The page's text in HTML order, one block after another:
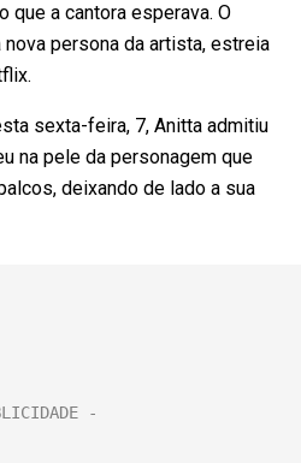
que a cantora esperava. O
nova persona da artista, estreia
sexta-feira, 7, Anitta admitiu
na pele da personagem que
deixando de lado a sua